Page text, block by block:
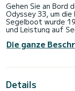
Gehen Sie an Bord
Odyssey 33, um
Segelboot wurde
und Leistung auf
Das Boot verfügt
und einer
Freund sein, wenn
Die ganze
Details